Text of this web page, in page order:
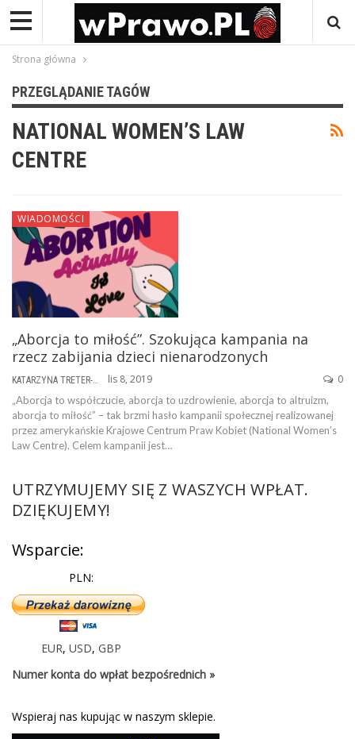
Strona główna
PRZEGLĄDANIE TAGÓW
NATIONAL WOMEN’S LAW
CENTRE
WIADOMOŚCI
„Aborcja to miłość”. Szokująca kampania na
rzecz zabijania dzieci nienarodzonych
lis 8, 2019 0
„Aborcja to współczucie, aborcja to uzdrowienie, aborcja to altruizm,
aborcja to miłość” – tak brzmi hasło kampanii społecznej realizowanej
przez amerykańskie Krajowe Centrum Praw Kobiet (National Women’s
Law Centre). Celem kampanii jest…
UTRZYMUJEMY SIĘ Z WASZYCH WPŁAT.
DZIĘKUJEMY!
Wsparcie:
PLN:
EUR, USD, GBP
Numer konta do wpłat bezpośrednich »
Wspieraj nas kupując w naszym sklepie.